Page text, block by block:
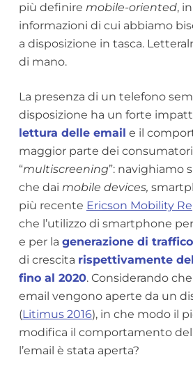
più definire mobile-oriented,
informazioni di cui abbiamo
a disposizione in tasca.
di mano.
La presenza di un telefono
disposizione ha un forte
lettura delle email e il
maggior parte dei
“multiscreening”: navighiamo
che dai mobile devices,
più recente Ericson Mobility
che l’utilizzo di smartphone
e per la generazione di traffico
di crescita rispettivamente del
fino al 2020. Considerando
email vengono aperte da un
(Litimus 2016), in che modo il
modifica il comportamento
l’email è stata aperta?